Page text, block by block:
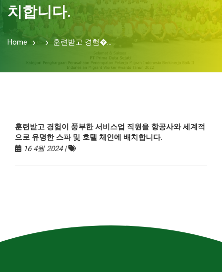
치합니다.
Home 훈련받고 경험�...
훈련받고 경험이 풍부한 서비스업 직원을 항공사와 세계적
으로 유명한 스파 및 호텔 체인에 배치합니다.
16 4월 2024 |